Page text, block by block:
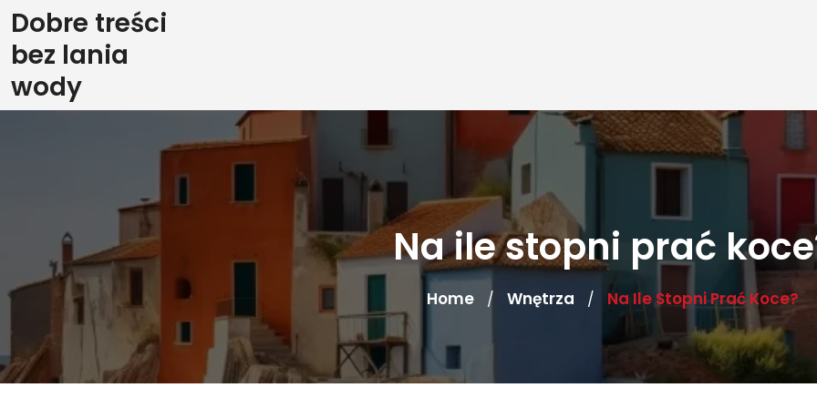
Skip
to
content
Dobre treści
bez lania
wody
Na ile stopni prać
Home / Wnętrza / Na Ile Stopni Prać Koce?